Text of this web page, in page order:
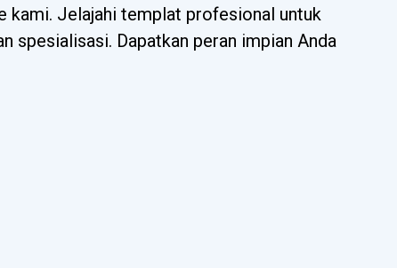
kami. Jelajahi templat profesional untuk
spesialisasi. Dapatkan peran impian Anda